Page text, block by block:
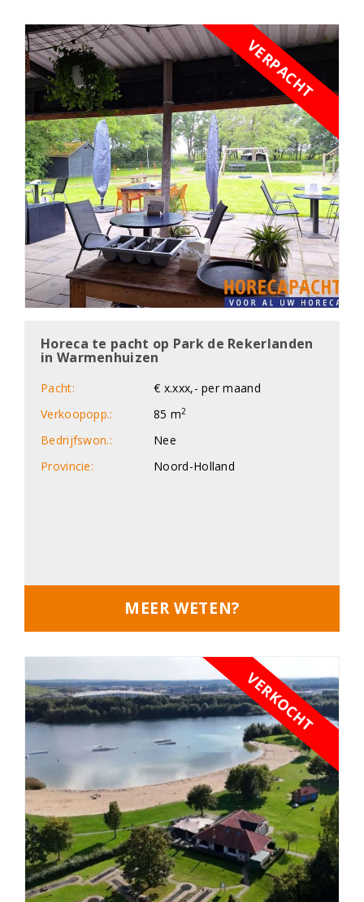
n
a
i
a
t
i
o
n
VERPACHT
Horeca te pacht op Park de Rekerlanden
in Warmenhuizen
Pacht:
€ x.xxx,- per maand
Verkoopopp.:
85 m2
Bedrijfswon.:
Nee
Provincie:
Noord-Holland
MEER WETEN?
VERKOCHT